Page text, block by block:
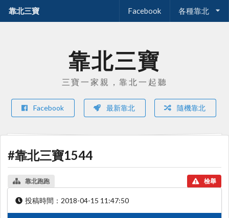
靠北三寶 Facebook 各種靠北
靠北三寶
三寶一家親，靠北一起聽
Facebook 最新靠北 隨機靠北
#靠北三寶1544
靠北跑跑 檢舉
投稿時間： 2018-04-15 11:47:50